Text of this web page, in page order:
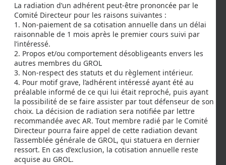
La radiation d’un adhérent peut-être prononcée par le
Comité Directeur pour les raisons suivantes :
1. Non-paiement de sa cotisation annuelle dans un délai
raisonnable de 1 mois après le premier cours suivi par
l’intéressé.
2. Propos et/ou comportement désobligeants envers les
autres membres du GROL
3. Non-respect des statuts et du règlement intérieur.
4. Pour motif grave, l’adhérent intéressé ayant été au
préalable informé de ce qui lui était reproché, puis ayant
la possibilité de se faire assister par tout défenseur de son
choix. La décision de radiation sera notifiée par lettre
recommandée avec AR. Tout membre radié par le Comité
Directeur pourra faire appel de cette radiation devant
l’assemblée générale de GROL, qui statuera en dernier
ressort. En cas d’exclusion, la cotisation annuelle reste
acquise au GROL.